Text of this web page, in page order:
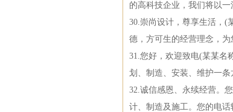
的高科技企业，我们将以一
30.崇尚设计，尊享生活，(
德，方可生的经营理念，
31.您好，欢迎致电(某某名
划、制造、安装、维护一
32.诚信感恩、永续经营。
计、制造及施工。您的电话